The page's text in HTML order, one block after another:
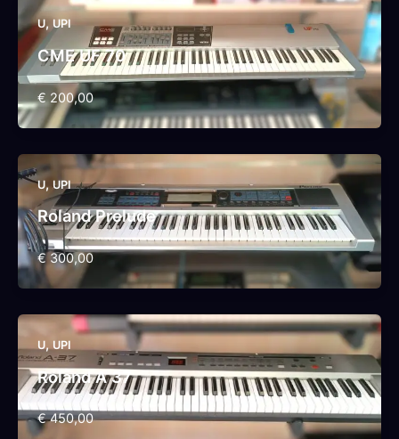
U, UPI
CME UF 70
€ 200,00
U, UPI
Roland Prelude
€ 300,00
U, UPI
Roland A 37
€ 450,00